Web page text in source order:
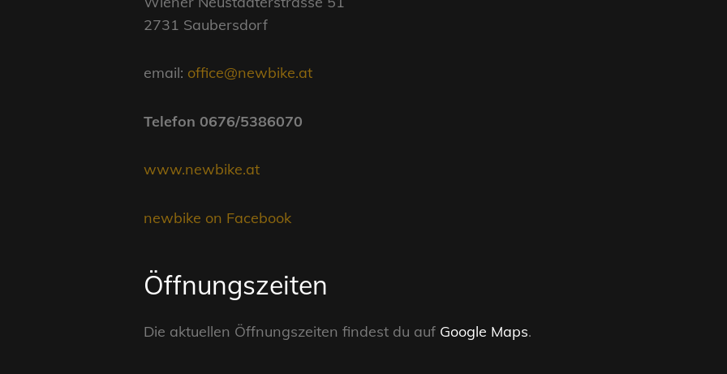
2731 Saubersdorf
email: office@newbike.at
Telefon 0676/5386070
www.newbike.at
newbike on Facebook
Öffnungszeiten
Die aktuellen Öffnungszeiten findest du auf Google Maps.